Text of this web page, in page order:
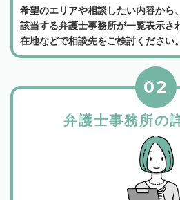
希望のエリアや相談したい内容から
該当する弁護士事務所が一覧表示さ
在地などで相談先をご検討ください。
弁護士事務所の
02